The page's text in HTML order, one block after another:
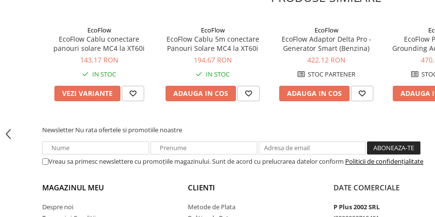
Baterii si acumulatori gel si VRLA
Baterii si acumulatori AGM VRLA
Acumulatori Moto, ATV
SLA AGM (Sealed Lead Acid)
Deep Cycle - Tractiune/Semi-
Marine & Caravan
Sisteme de management (BMS)
⚠️Evitați încărcarea bateriilor nereîncărcabile sau deja deteriorate.
⚠️
Nu porniți vehiculul în timpul procesului de reîncărcare a bateriei.
Specificații tehnice
Tensiune operare
12 V / 24 V (automată)
EcoFlow
EcoFlow Cablu conectare
panouri solare MC4 la XT60i
143,17 RON
IN STOC
VEZI VARIANTE
EcoFlow
EcoFlow Cablu 5m conectare
Panouri Solare MC4 la XT60i
194,67 RON
IN STOC
ADAUGA IN COS
EcoFlow
EcoFlow Adaptor Delta Pro -
Generator Smart (Benzina)
422,12 RON
STOC PARTENER
ADAUGA IN COS
EcoFlow
Grounding
ADAUGA
Newsletter Nu rata ofertele si promotiile noastre
Vreau sa primesc newslettere cu promoțiile magazinului. Sunt de acord cu prelucrarea datelor conform Politicii de confidențialitate
MAGAZINUL MEU
Despre noi
CLIENTI
Metode de Plata
DATE COMERCIALE
P Plus 2002 SRL